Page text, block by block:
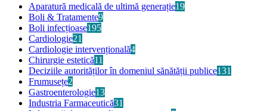
Aparatură medicală de ultimă generație19
Boli & Tratamente9
Boli infecțioase195
Cardiologie21
Cardiologie intervențională4
Chirurgie estetică11
Deciziile autorităților în domeniul sănătății publice131
Frumusețe2
Gastroenterologie13
Industria Farmaceutică31